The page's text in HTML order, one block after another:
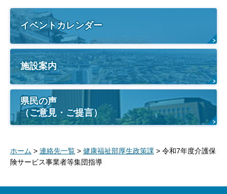
イベントカレンダー
施設案内
県民の声
（ご意見・ご提言）
ホーム > 連絡先一覧 > 健康福祉部厚生政策課 > 令和7年度介護保
険サービス事業者等集団指導